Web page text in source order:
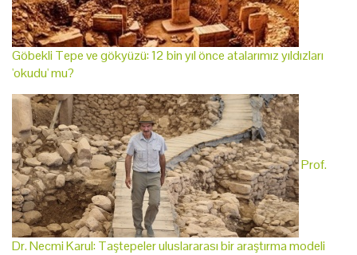
Göbekli Tepe ve gökyüzü: 12 bin yıl önce atalarımız yıldızları
'okudu' mu?
Prof.
Dr. Necmi Karul: Taştepeler uluslararası bir araştırma modeli